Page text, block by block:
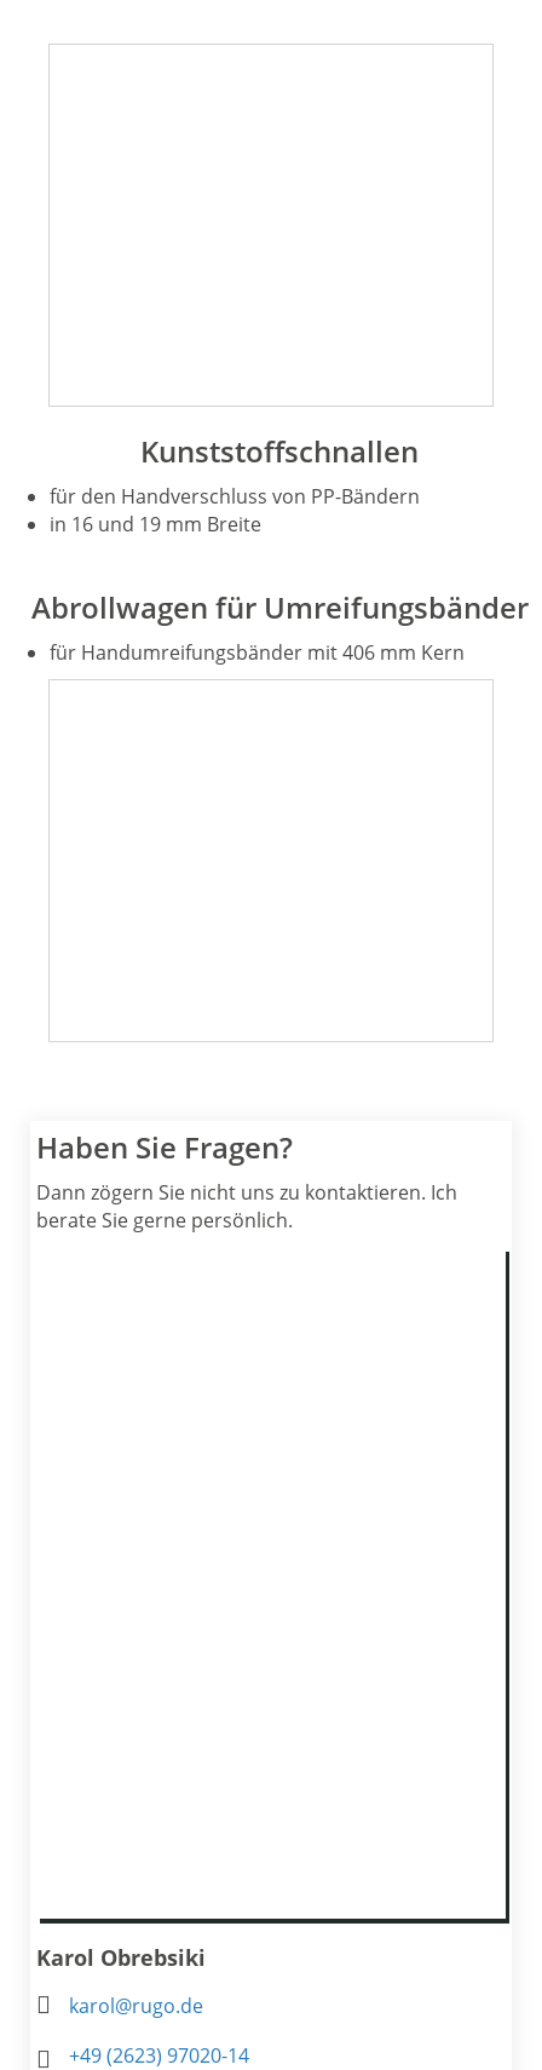
Kunststoffschnallen
für den Handverschluss von PP-Bändern
in 16 und 19 mm Breite
Abrollwagen für Umreifungsbänder
für Handumreifungsbänder mit 406 mm Kern
Haben Sie Fragen?
Dann zögern Sie nicht uns zu kontaktieren. Ich
berate Sie gerne persönlich.
Karol Obrebsiki
karol@rugo.de
+49 (2623) 97020-14